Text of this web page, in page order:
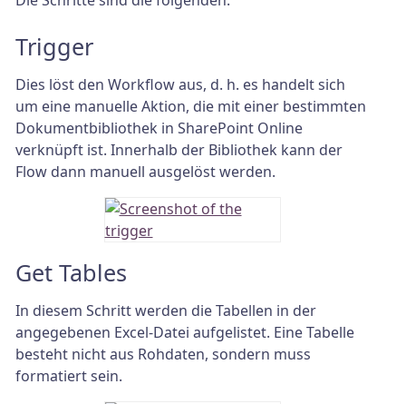
Trigger
Dies löst den Workflow aus, d. h. es handelt sich
um eine manuelle Aktion, die mit einer bestimmten
Dokumentbibliothek in SharePoint Online
verknüpft ist. Innerhalb der Bibliothek kann der
Flow dann manuell ausgelöst werden.
Get Tables
In diesem Schritt werden die Tabellen in der
angegebenen Excel-Datei aufgelistet. Eine Tabelle
besteht nicht aus Rohdaten, sondern muss
formatiert sein.